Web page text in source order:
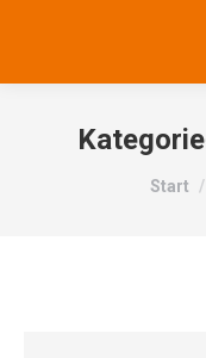
Sie
Start